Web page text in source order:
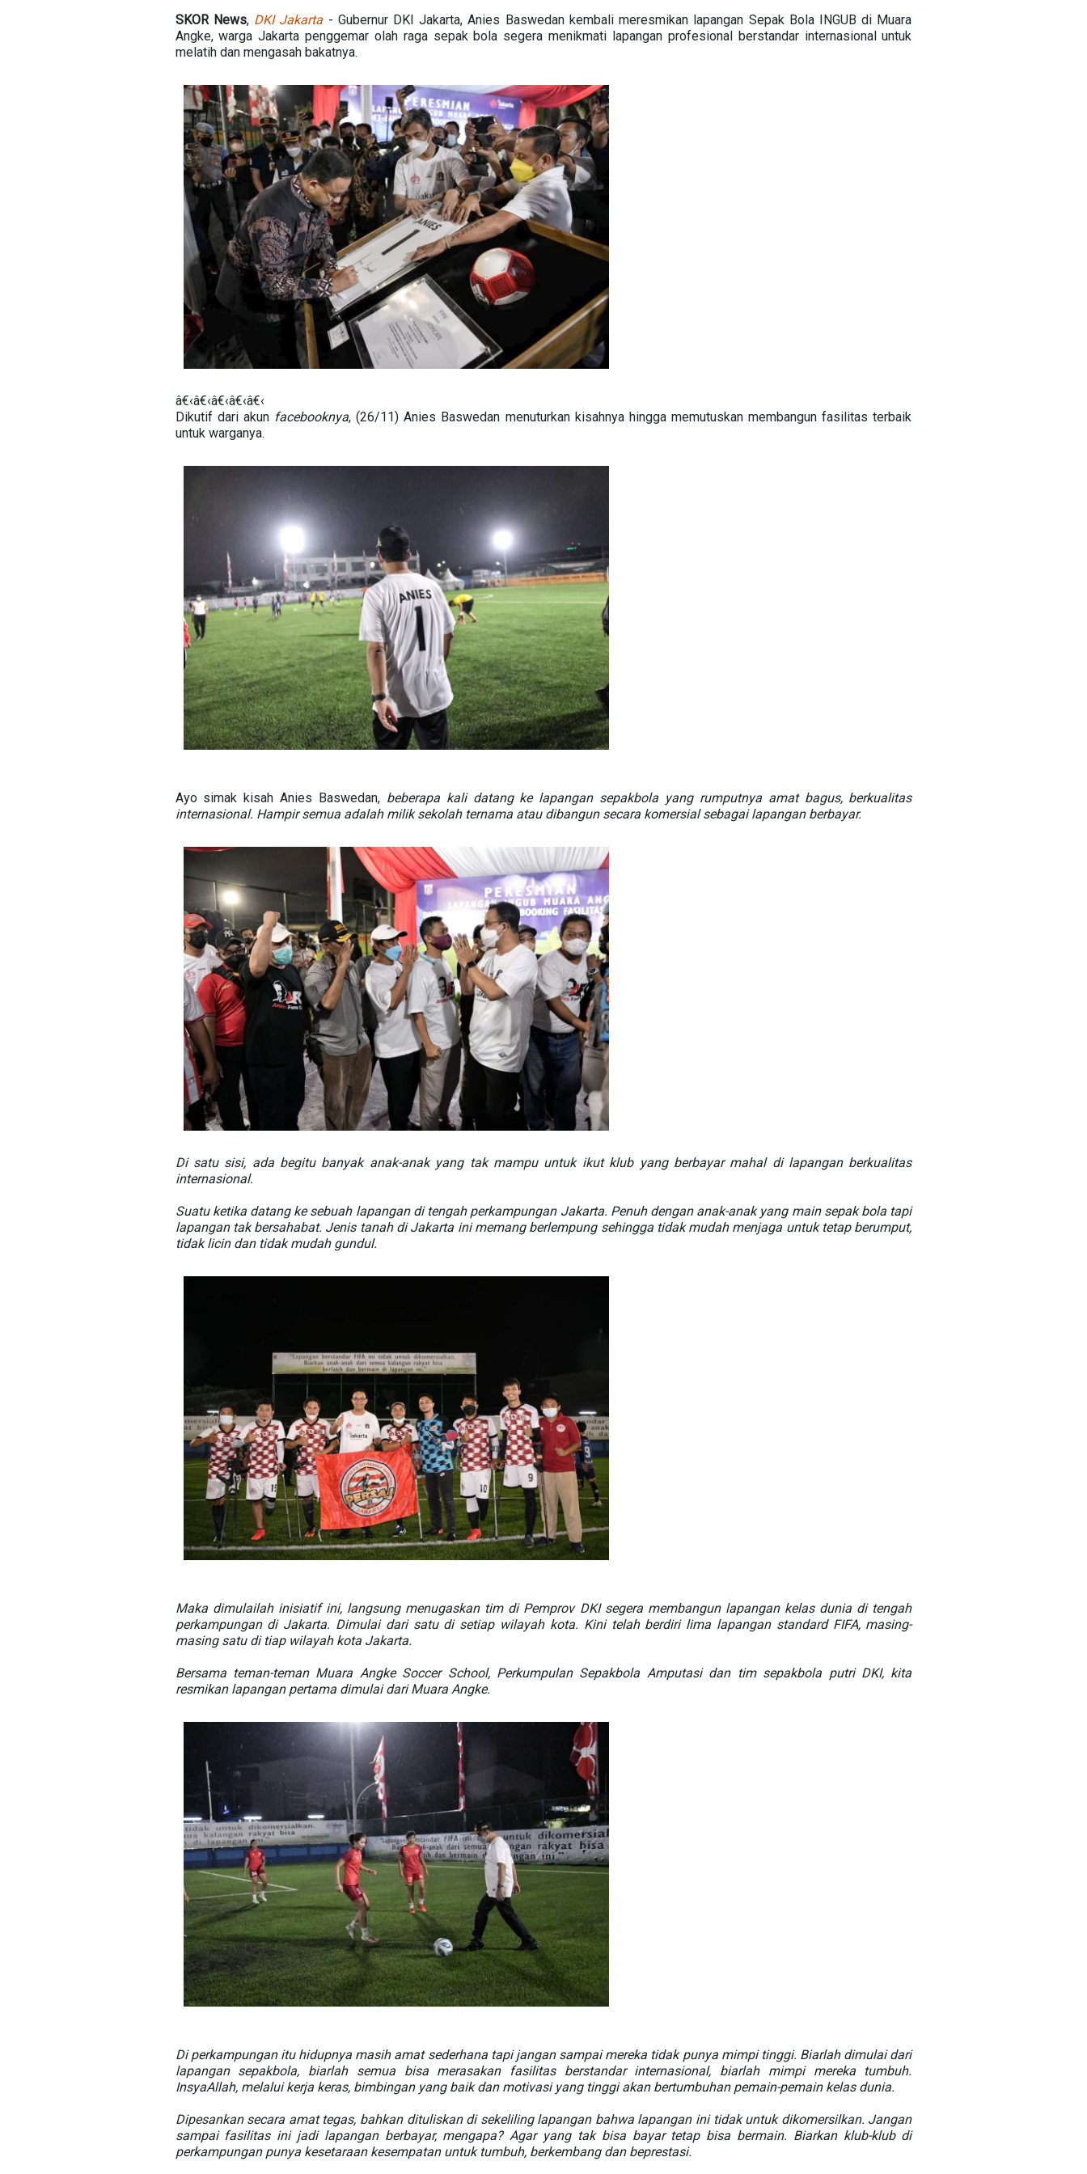
SKOR News, DKI Jakarta - Gubernur DKI Jakarta, Anies Baswedan kembali meresmikan lapangan Sepak Bola INGUB di Muara
Angke, warga Jakarta penggemar olah raga sepak bola segera menikmati lapangan profesional berstandar internasional untuk
melatih dan mengasah bakatnya.
â€‹â€‹â€‹â€‹â€‹
Dikutif dari akun facebooknya, (26/11) Anies Baswedan menuturkan kisahnya hingga memutuskan membangun fasilitas terbaik
untuk warganya.
Ayo simak kisah Anies Baswedan, beberapa kali datang ke lapangan sepakbola yang rumputnya amat bagus, berkualitas
internasional. Hampir semua adalah milik sekolah ternama atau dibangun secara komersial sebagai lapangan berbayar.
Di satu sisi, ada begitu banyak anak-anak yang tak mampu untuk ikut klub yang berbayar mahal di lapangan berkualitas
internasional.
Suatu ketika datang ke sebuah lapangan di tengah perkampungan Jakarta. Penuh dengan anak-anak yang main sepak bola tapi
lapangan tak bersahabat. Jenis tanah di Jakarta ini memang berlempung sehingga tidak mudah menjaga untuk tetap berumput,
tidak licin dan tidak mudah gundul.
Maka dimulailah inisiatif ini, langsung menugaskan tim di Pemprov DKI segera membangun lapangan kelas dunia di tengah
perkampungan di Jakarta. Dimulai dari satu di setiap wilayah kota. Kini telah berdiri lima lapangan standard FIFA, masing-
masing satu di tiap wilayah kota Jakarta.
Bersama teman-teman Muara Angke Soccer School, Perkumpulan Sepakbola Amputasi dan tim sepakbola putri DKI, kita
resmikan lapangan pertama dimulai dari Muara Angke.
Di perkampungan itu hidupnya masih amat sederhana tapi jangan sampai mereka tidak punya mimpi tinggi. Biarlah dimulai dari
lapangan sepakbola, biarlah semua bisa merasakan fasilitas berstandar internasional, biarlah mimpi mereka tumbuh.
InsyaAllah, melalui kerja keras, bimbingan yang baik dan motivasi yang tinggi akan bertumbuhan pemain-pemain kelas dunia.
Dipesankan secara amat tegas, bahkan dituliskan di sekeliling lapangan bahwa lapangan ini tidak untuk dikomersilkan. Jangan
sampai fasilitas ini jadi lapangan berbayar, mengapa? Agar yang tak bisa bayar tetap bisa bermain. Biarkan klub-klub di
perkampungan punya kesetaraan kesempatan untuk tumbuh, berkembang dan beprestasi.